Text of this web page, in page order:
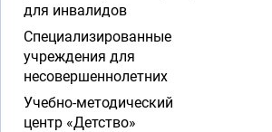
для инвалидов
Специализированные
учреждения для
несовершеннолетних
Учебно-методический
центр «Детство»